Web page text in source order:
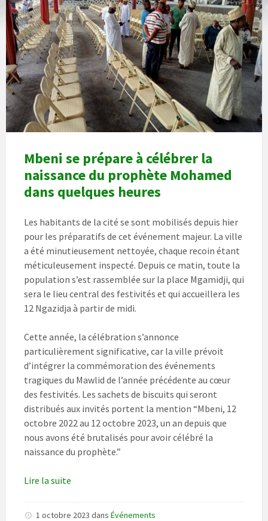
Mbeni se prépare à célébrer la
naissance du prophète Mohamed
dans quelques heures
Les habitants de la cité se sont mobilisés depuis hier
pour les préparatifs de cet événement majeur. La ville
a été minutieusement nettoyée, chaque recoin étant
méticuleusement inspecté. Depuis ce matin, toute la
population s’est rassemblée sur la place Mgamidji, qui
sera le lieu central des festivités et qui accueillera les
12 Ngazidja à partir de midi.
Cette année, la célébration s’annonce
particulièrement significative, car la ville prévoit
d’intégrer la commémoration des événements
tragiques du Mawlid de l’année précédente au cœur
des festivités. Les sachets de biscuits qui seront
distribués aux invités portent la mention “Mbeni, 12
octobre 2022 au 12 octobre 2023, un an depuis que
nous avons été brutalisés pour avoir célébré la
naissance du prophète.”
Lire la suite
1 octobre 2023 dans Événements